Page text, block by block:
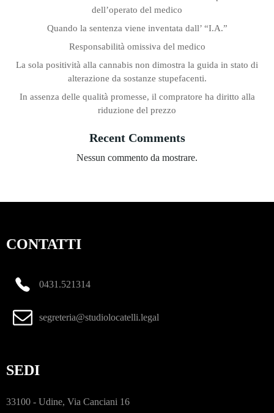
dell’operato del medico
Quando la sentenza viene inventata dall’ “I.A.”
Responsabilità omissiva del medico
La sola positività alla cannabis non dimostra la guida in stato di
alterazione da sostanze stupefacenti.
In assenza delle qualità promesse, il compratore ha diritto alla
riduzione del prezzo
Recent Comments
Nessun commento da mostrare.
CONTATTI
0431.521314
segreteria@studiolocatelli.legal
SEDI
33100 - Udine, Via Canciani 16